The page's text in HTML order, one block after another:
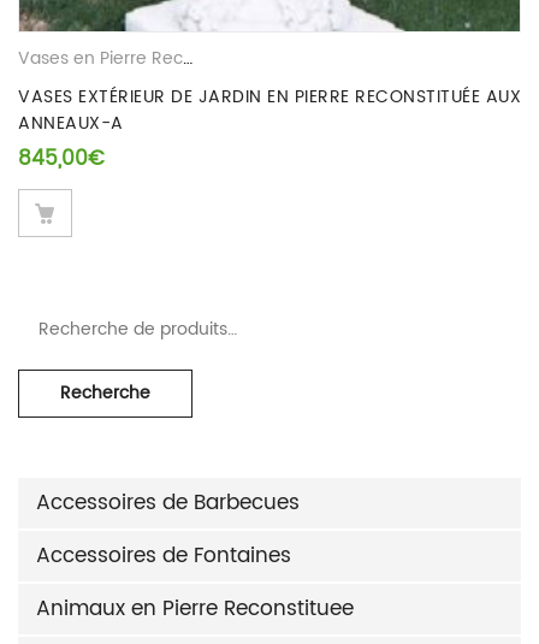
Vases en Pierre Reconstituee
VASES EXTÉRIEUR DE JARDIN EN PIERRE RECONSTITUÉE AUX
ANNEAUX-A
845,00€
Recherche
Accessoires de Barbecues
Accessoires de Fontaines
Animaux en Pierre Reconstituee